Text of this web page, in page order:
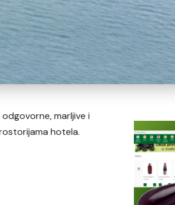
marljive i
hotela.